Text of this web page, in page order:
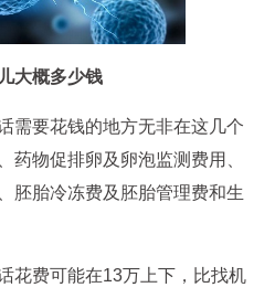
大概多少钱
需要花钱的地方无非在这几个
药物促排卵及卵泡监测费用、
胚胎冷冻费及胚胎管理费和生
花费可能在13万上下，比找机